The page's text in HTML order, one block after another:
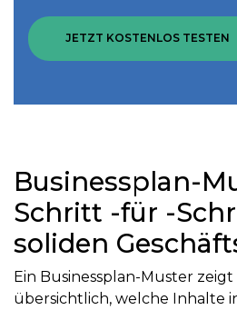
JETZT KOSTENLOS TESTEN
Businessplan-
Schritt -für -
soliden
Ein Businessplan-Muster
übersichtlich, welche Inhalte